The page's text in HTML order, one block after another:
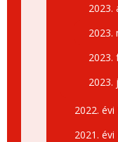
2023.
2023.
2023.
2023.
2022.
2021.